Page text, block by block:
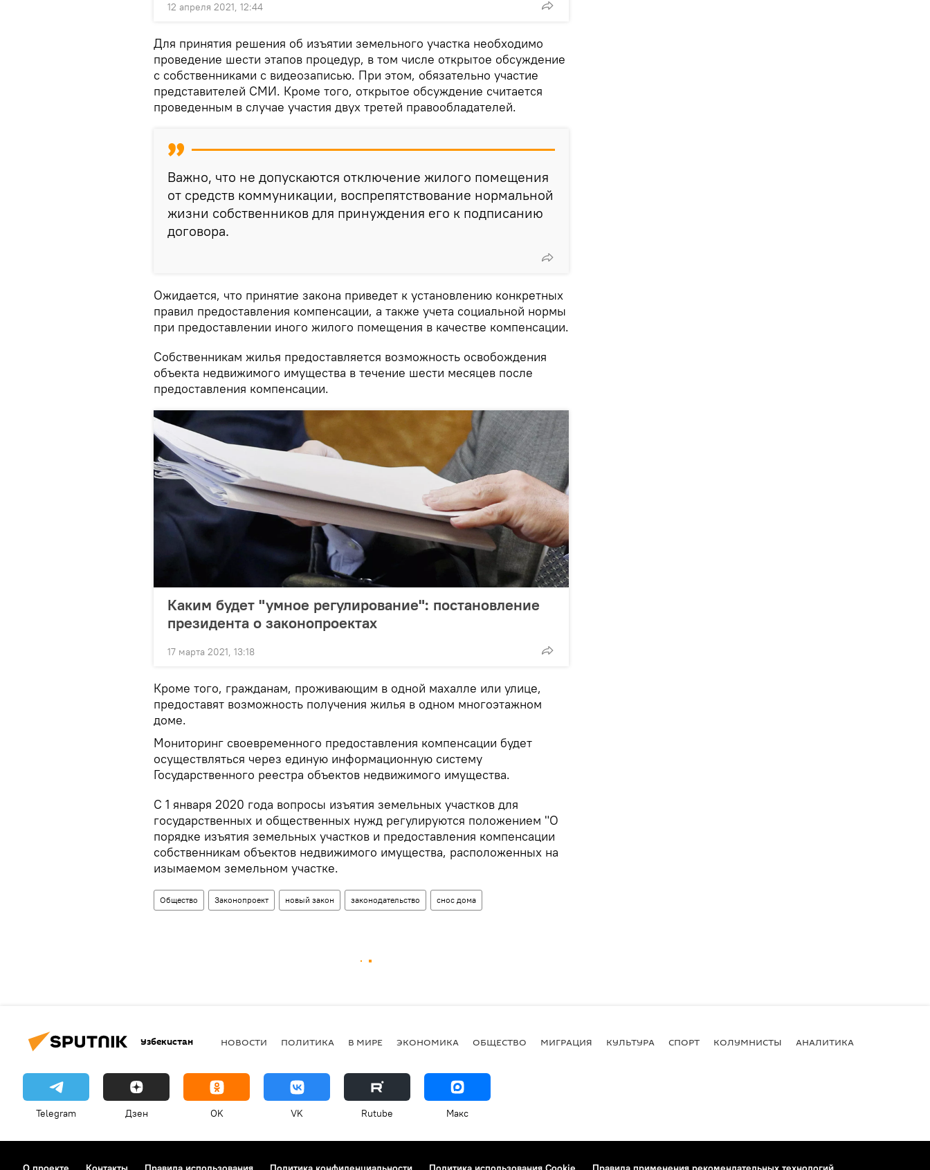
12 апреля 2021, 12:44
Для принятия решения об изъятии земельного участка необходимо
проведение шести этапов процедур, в том числе открытое обсуждение
с собственниками с видеозаписью. При этом, обязательно участие
представителей СМИ. Кроме того, открытое обсуждение считается
проведенным в случае участия двух третей правообладателей.
Важно, что не допускаются отключение жилого помещения
от средств коммуникации, воспрепятствование нормальной
жизни собственников для принуждения его к подписанию
договора.
Ожидается, что принятие закона приведет к установлению конкретных
правил предоставления компенсации, а также учета социальной нормы
при предоставлении иного жилого помещения в качестве компенсации.
Собственникам жилья предоставляется возможность освобождения
объекта недвижимого имущества в течение шести месяцев после
предоставления компенсации.
Каким будет "умное регулирование": постановление
президента о законопроектах
17 марта 2021, 13:18
Кроме того, гражданам, проживающим в одной махалле или улице,
предоставят возможность получения жилья в одном многоэтажном
доме.
Мониторинг своевременного предоставления компенсации будет
осуществляться через единую информационную систему
Государственного реестра объектов недвижимого имущества.
С 1 января 2020 года вопросы изъятия земельных участков для
государственных и общественных нужд регулируются положением "О
порядке изъятия земельных участков и предоставления компенсации
собственникам объектов недвижимого имущества, расположенных на
изымаемом земельном участке.
Общество Законопроект новый закон законодательство снос дома
Узбекистан НОВОСТИ ПОЛИТИКА В МИРЕ ЭКОНОМИКА ОБЩЕСТВО МИГРАЦИЯ КУЛЬТУРА СПОРТ КОЛУМНИСТЫ АНАЛИТИКА
Telegram Дзен OK VK Rutube Макс